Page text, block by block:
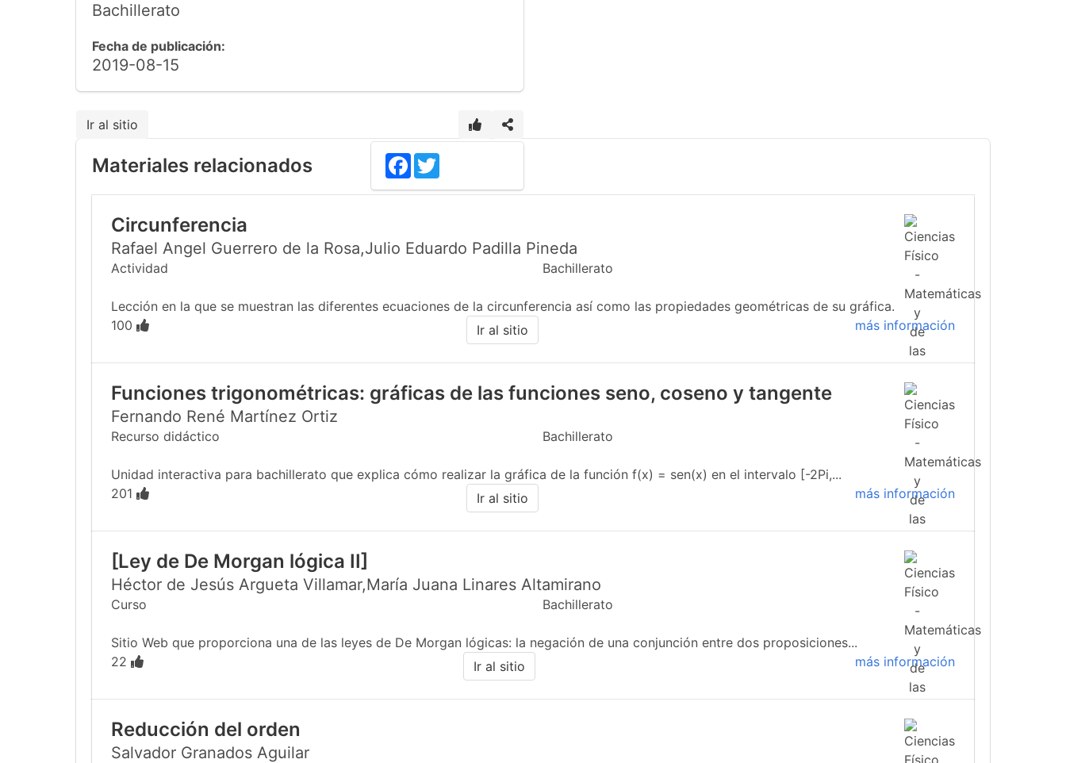
Bachillerato
Fecha de publicación:
2019-08-15
Ir al sitio
Facebook
Materiales relacionados
Circunferencia
Rafael Angel Guerrero de la Rosa,Julio Eduardo Padilla Pineda
Actividad Bachillerato
Lección en la que se muestran las diferentes ecuaciones de la circunferencia así como las propiedades geométricas de su gráfica.
100
más información
Ir al sitio
Funciones trigonométricas: gráficas de las funciones seno, coseno y tangente
Fernando René Martínez Ortiz
Recurso didáctico Bachillerato
Unidad interactiva para bachillerato que explica cómo realizar la gráfica de la función f(x) = sen(x) en el intervalo [-2Pi,...
201
más información
Ir al sitio
[Ley de De Morgan lógica II]
Héctor de Jesús Argueta Villamar,María Juana Linares Altamirano
Curso Bachillerato
Sitio Web que proporciona una de las leyes de De Morgan lógicas: la negación de una conjunción entre dos proposiciones...
22
más información
Ir al sitio
Reducción del orden
Salvador Granados Aguilar